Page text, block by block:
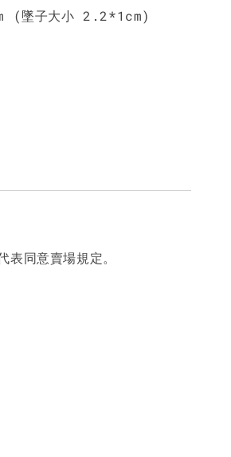
(墜子大小 2.2*1cm)
同意賣場規定。